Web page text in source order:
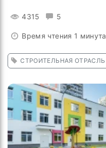
4315 5
Время чтения 1 минута
СТРОИТЕЛЬНАЯ ОТРАСЛЬ